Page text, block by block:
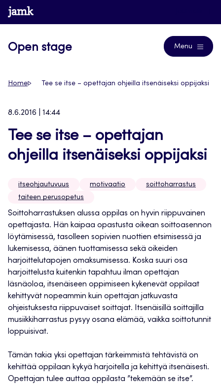
Siirry
suoraan
www.jamk.fi
Open stage Menu
Home Tee se itse – opettajan ohjeilla itsenäiseksi oppijaksi
8.6.2016 | 14:44
Tee se itse – opettajan
ohjeilla itsenäiseksi oppijaksi
itseohjautuvuus motivaatio
soittoharrastus
taiteen perusopetus
Soittoharrastuksen alussa oppilas on hyvin riippuvainen
opettajasta. Hän kaipaa opastusta oikean soittoasennon
löytämisessä, tasolleen sopivien nuottien etsimisessä ja
lukemisessa, äänen tuottamisessa sekä oikeiden
harjoittelutapojen omaksumisessa. Koska suuri osa
harjoittelusta kuitenkin tapahtuu ilman opettajan
läsnäoloa, itsenäiseen oppimiseen kykenevät oppilaat
kehittyvät nopeammin kuin opettajan jatkuvasta
ohjeistuksesta riippuvaiset soittajat. Itsenäisillä soittajilla
musiikkiharrastus pysyy osana elämää, vaikka soittotunnit
loppuisivat.
Tämän takia yksi opettajan tärkeimmistä tehtävistä on
kehittää oppilaan kykyä harjoitella ja kehittyä itsenäisesti.
Opettajan tulee auttaa oppilasta ”tekemään se itse”.